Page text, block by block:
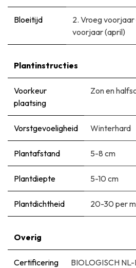
Bloeitijd 2. Vroeg
voorjaar (april)
Plantinstructies
Voorkeur
plaatsing
Zon en
Vorstgevoeligheid Winterhard
Plantafstand 5-8 cm
Plantdiepte 5-10 cm
Plantdichtheid 20-30 per
Overig
Certificering BIOLOGISCH